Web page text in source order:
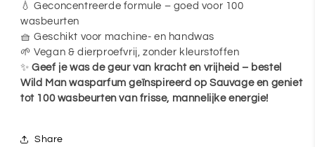
💧 Geconcentreerde formule – goed voor 100
wasbeurten
🧺 Geschikt voor machine- en handwas
🌱 Vegan & dierproefvrij, zonder kleurstoffen
✨Geef je was de geur van kracht en vrijheid – bestel
Wild Man wasparfum geïnspireerd op Sauvage en geniet
tot 100 wasbeurten van frisse, mannelijke energie!
Share